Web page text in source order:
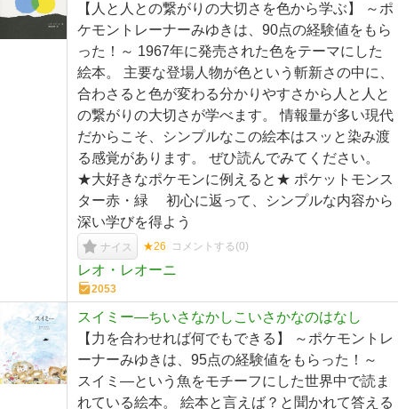
【人と人との繋がりの大切さを色から学ぶ】 ～ポ
ケモントレーナーみゆきは、90点の経験値をもら
った！～ 1967年に発売された色をテーマにした
絵本。 主要な登場人物が色という斬新さの中に、
合わさると色が変わる分かりやすさから人と人と
の繋がりの大切さが学べます。 情報量が多い現代
だからこそ、シンプルなこの絵本はスッと染み渡
る感覚があります。 ぜひ読んでみてください。
★大好きなポケモンに例えると★ ポケットモンス
ター赤・緑 初心に返って、シンプルな内容から
深い学びを得よう
ナイス ★26 コメントする(0)
レオ・レオーニ
2053
スイミー―ちいさなかしこいさかなのはなし
【力を合わせれば何でもできる】 ～ポケモントレ
ーナーみゆきは、95点の経験値をもらった！～
スイミ―という魚をモチーフにした世界中で読ま
れている絵本。 絵本と言えば？と聞かれて答える